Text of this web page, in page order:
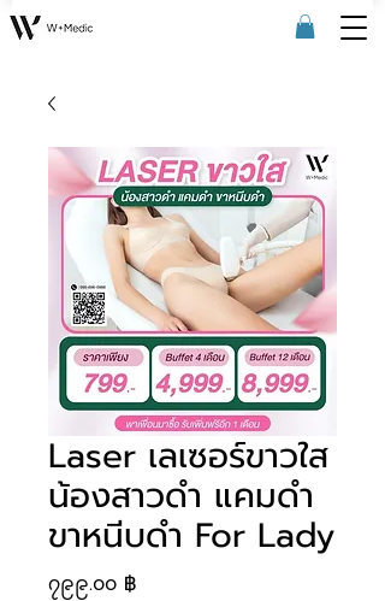
Laser เลเซอร์ขาวใส
น้องสาวดำ แคมดำ
ขาหนีบดำ For Lady
၇၉၉.၀၀ ฿Price